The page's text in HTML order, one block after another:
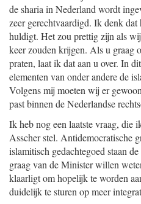
de sharia in Nederland wordt
zeer gerechtvaardigd. Ik denk
huldigt. Het zou prettig zijn als
keer zouden krijgen. Als u graag
praten, laat ik dat aan u over. In
elementen van onder andere de
Volgens mij moeten wij er
past binnen de Nederlandse
Ik heb nog een laatste vraag, die
Asscher stel. Antidemocratische
islamitisch gedachtegoed staan
graag van de Minister willen
klaarligt om hopelijk te worden
duidelijk te sturen op meer